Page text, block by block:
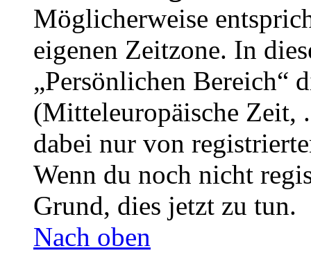
Möglicherweise
eigenen Zeitzone. In
„Persönlichen Bereich“
(Mitteleuropäische Zeit,
dabei nur von
Wenn du noch nicht
Grund, dies jetzt zu tun.
Nach oben